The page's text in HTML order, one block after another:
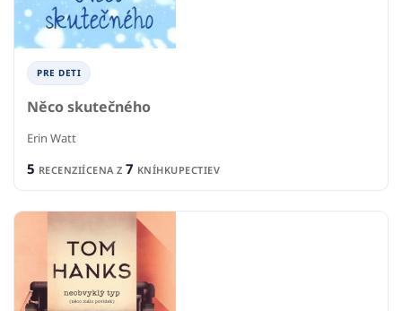
PRE DETI
Něco skutečného
Erin Watt
5 RECENZIÍCENA Z 7 KNÍHKUPECTIEV